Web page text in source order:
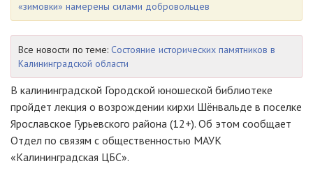
«зимовки» намерены силами добровольцев
Все новости по теме: Состояние исторических памятников в
Калининградской области
В калининградской Городской юношеской библиотеке
пройдет лекция о возрождении кирхи Шёнвальде в поселке
Ярославское Гурьевского района (12+). Об этом сообщает
Отдел по связям с общественностью МАУК
«Калининградская ЦБС».